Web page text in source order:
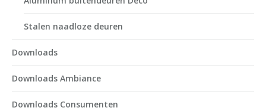
Stalen naadloze deuren
Downloads
Downloads Ambiance
Downloads Consumenten